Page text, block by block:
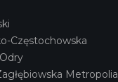
Częstochowska
Metropolia